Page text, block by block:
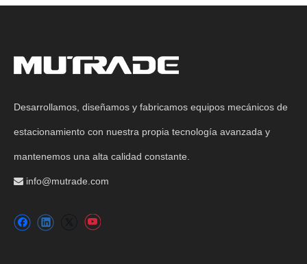
Desarrollamos, diseñamos y fabricamos equipos mecánicos de
estacionamiento con nuestra propia tecnología avanzada y
mantenemos una alta calidad constante.
 info@mutrade.com